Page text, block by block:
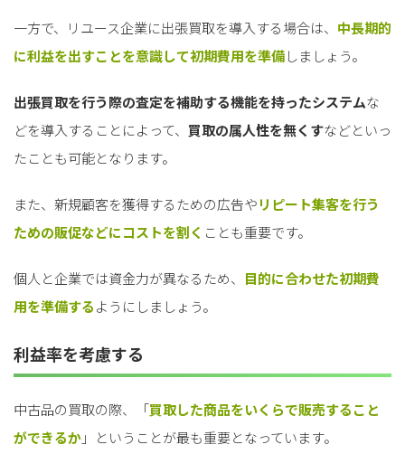
一方で、リユース企業に出張買取を導入する場合は、 中長期的
に利益を出すことを意識して初期費用を準備しましょう。
出張買取を行う際の査定を補助する機能を持ったシステムな
どを導入することによって、 買取の属人性を無くすなどといっ
たことも可能となります。
また、新規顧客を獲得するための広告やリピート集客を行う
ための販促などにコストを割く ことも重要です。
個人と企業では資金力が異なるため、
目的に合わせた初期費
用を準備するようにしましょう。
利益率を考慮する
中古品の買取の際、「買取した商品をいくらで販売すること
ができるか」ということが最も重要となっています。